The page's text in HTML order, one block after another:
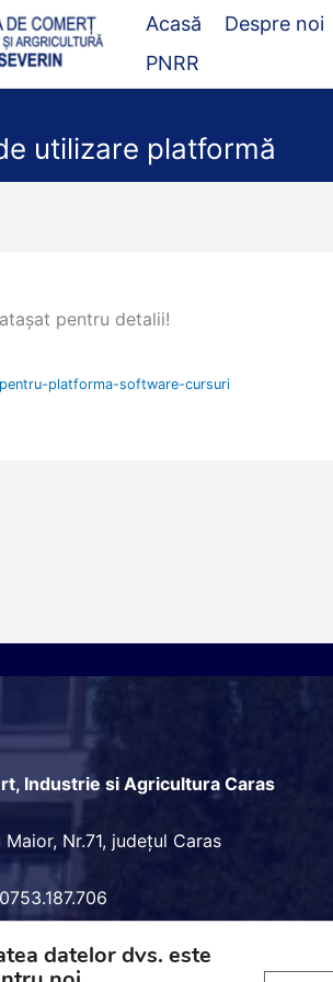
Acasă Despre noi
PNRR
utilizare platformă
pentru detalii!
platforma-software-cursuri
Industrie si Agricultura Caras
Nr.71, județul Caras
0753.187.706
datelor dvs. este